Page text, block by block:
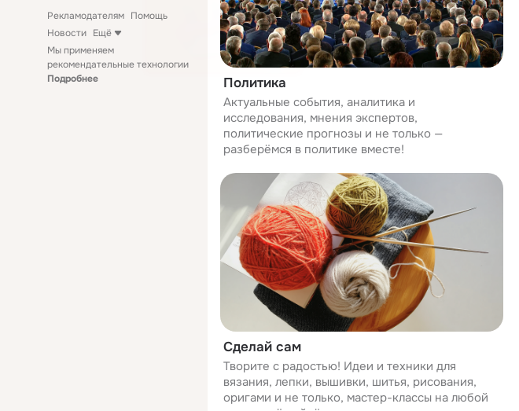
Рекламодателям Помощь
Новости Ещё
Мы применяем
рекомендательные технологии
Подробнее
Политика
Актуальные события, аналитика и
исследования, мнения экспертов,
политические прогнозы и не только —
разберёмся в политике вместе!
Сделай сам
Творите с радостью! Идеи и техники для
вязания, лепки, вышивки, шитья, рисования,
оригами и не только, мастер-классы на любой